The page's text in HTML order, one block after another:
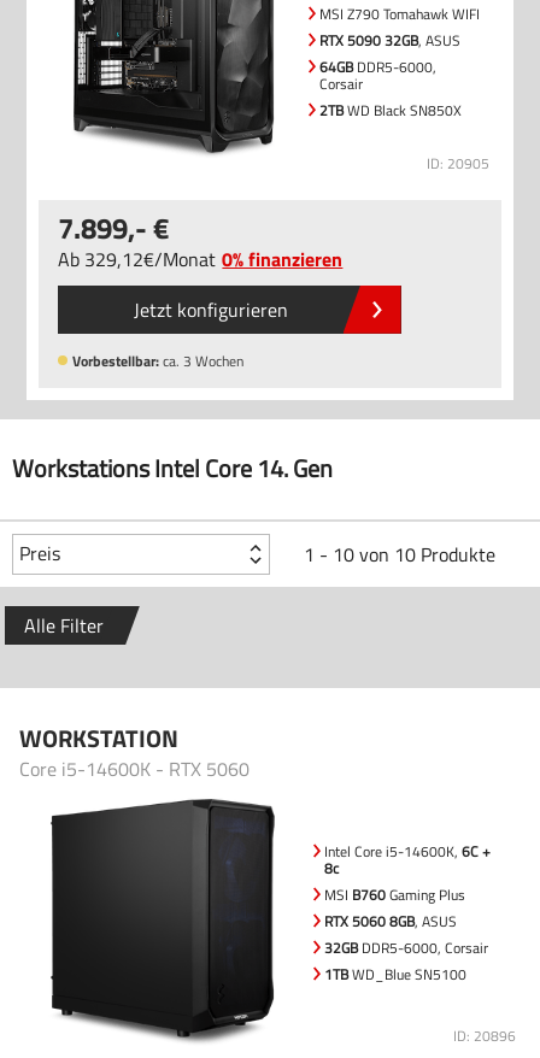
MSI Z790 Tomahawk WIFI
RTX 5090 32GB, ASUS
64GBDDR5-6000,
Corsair
2TBWD Black SN850X
ID: 20905
7.899,-
Ab 329,12 /Monat 0% finanzieren
Jetzt konfigurieren
Vorbestellbar:ca. 3 Wochen
Workstations Intel Core 14. Gen
1 - 10 von 10 Produkte
Preis
Alle Filter
WORKSTATION
Core i5-14600K - RTX 5060
Intel Core i5-14600K, 6C +
8c
MSI B760Gaming Plus
RTX 5060 8GB, ASUS
32GBDDR5-6000, Corsair
1TBWD_Blue SN5100
ID: 20896